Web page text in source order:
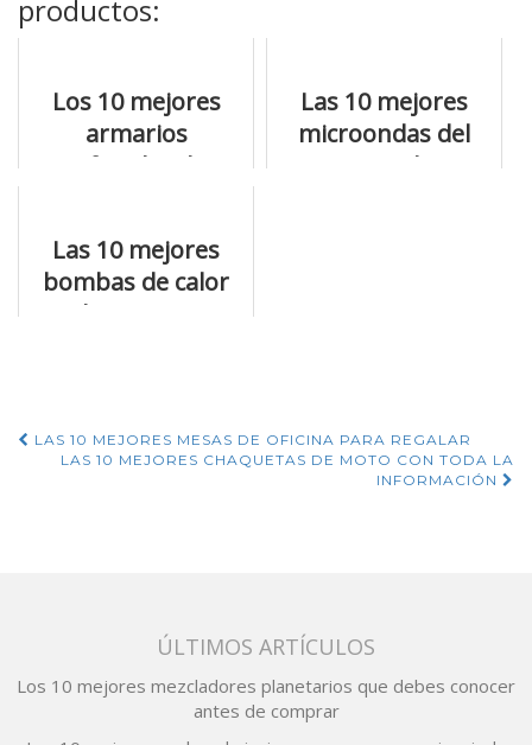
productos:
Los 10 mejores
armarios
infantiles de
Las 10 mejores
microondas del
mercado
Las 10 mejores
bombas de calor
de internet
Navegación
LAS 10 MEJORES MESAS DE OFICINA PARA REGALAR
LAS 10 MEJORES CHAQUETAS DE MOTO CON TODA LA
INFORMACIÓN
ÚLTIMOS ARTÍCULOS
Los 10 mejores mezcladores planetarios que debes conocer
antes de comprar